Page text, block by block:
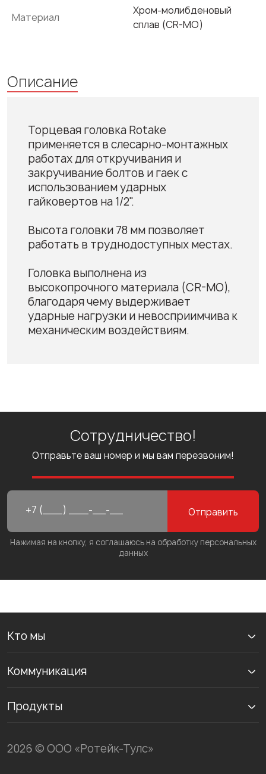
Материал
Хром-молибденовый
сплав (CR-MO)
Описание
Торцевая головка Rotake
применяется в слесарно-монтажных
работах для откручивания и
закручивание болтов и гаек с
использованием ударных
гайковертов на 1/2".
Высота головки 78 мм позволяет
работать в труднодоступных местах.
Головка выполнена из
высокопрочного материала (CR-MO),
благодаря чему выдерживает
ударные нагрузки и невосприимчива к
механическим воздействиям.
Сотрудничество!
Отправьте ваш номер и мы вам перезвоним!
Отправить
Нажимая на кнопку, я соглашаюсь на обработку персональных
данных
Кто мы
Коммуникация
Продукты
2026 © ООО «Ротейк-Тулс»